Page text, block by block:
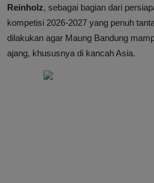
Reinholz, sebagai bagian dari
kompetisi 2026-2027 yang penuh
dilakukan agar Maung Bandung
ajang, khususnya di kancah Asia.